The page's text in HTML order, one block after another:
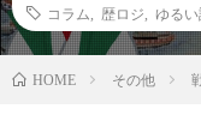
コラム
歴ロジ ゆるい
HOME その他